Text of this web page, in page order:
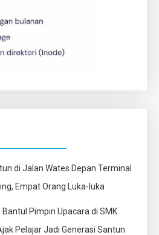
di Jalan Wates Depan Terminal
Empat Orang Luka-luka
Bantul Pimpin Upacara di SMK
Pelajar Jadi Generasi Santun